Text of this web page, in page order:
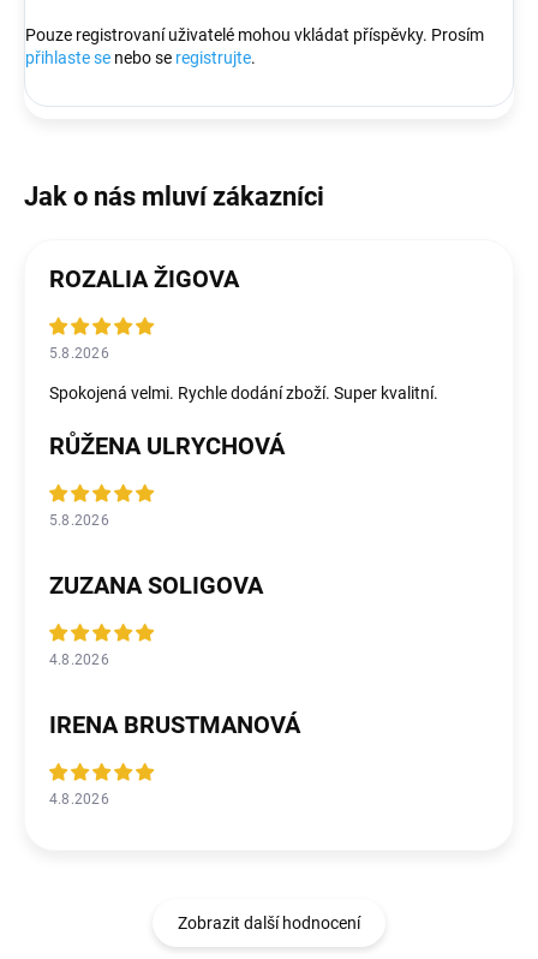
Pouze registrovaní uživatelé mohou vkládat příspěvky. Prosím
přihlaste se nebo se registrujte.
ROZALIA ŽIGOVA
5.8.2026
Spokojená velmi. Rychle dodání zboží. Super kvalitní.
RŮŽENA ULRYCHOVÁ
5.8.2026
ZUZANA SOLIGOVA
4.8.2026
IRENA BRUSTMANOVÁ
4.8.2026
Zobrazit další hodnocení